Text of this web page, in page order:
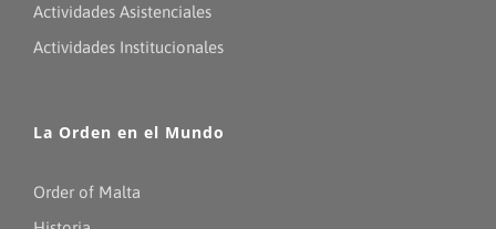
Actividades Asistenciales
Actividades Institucionales
La Orden en el Mundo
Order of Malta